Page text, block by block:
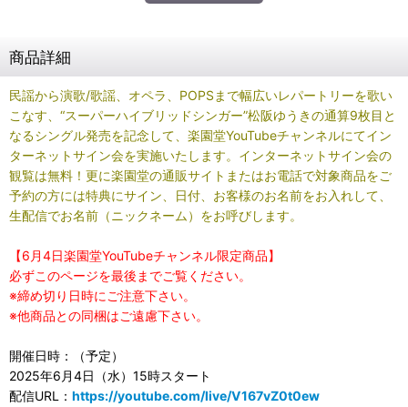
商品詳細
民謡から演歌/歌謡、オペラ、POPSまで幅広いレパートリーを歌い
こなす、“スーパーハイブリッドシンガー”松阪ゆうきの通算9枚目と
なるシングル発売を記念して、楽園堂YouTubeチャンネルにてイン
ターネットサイン会を実施いたします。インターネットサイン会の
観覧は無料！更に楽園堂の通販サイトまたはお電話で対象商品をご
予約の方には特典にサイン、日付、お客様のお名前をお入れして、
生配信でお名前（ニックネーム）をお呼びします。
【6月4日楽園堂YouTubeチャンネル限定商品】
必ずこのページを最後までご覧ください。
※締め切り日時にご注意下さい。
※他商品との同梱はご遠慮下さい。
開催日時：（予定）
2025年6月4日（水）15時スタート
配信URL： https://youtube.com/live/V167vZ0t0ew